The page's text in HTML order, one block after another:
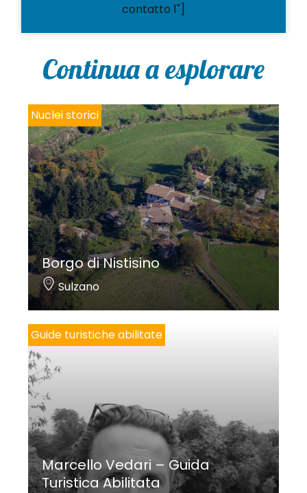
contatto 1"]
Continua a esplorare
Nuclei storici
Borgo di Nistisino
Sulzano
Guide turistiche abilitate
Marcello Vedari – Guida
Turistica Abilitata